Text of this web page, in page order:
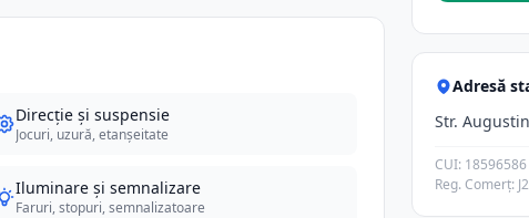
Direcție și suspensie
Jocuri, uzură, etanșeitate
Iluminare și semnalizare
Faruri, stopuri, semnalizatoare
Adresă
Str.
CUI: 18596586
Reg. Comerț: